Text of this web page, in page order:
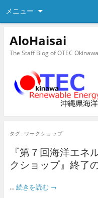
メニュー
AloHaisai
The Staff Blog of OTEC Okinawa
タグ: ワークショップ
『第７回海洋エネ
クショップ』終了
… 続きを読む →